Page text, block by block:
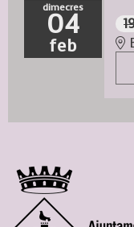
dimecres
04
feb